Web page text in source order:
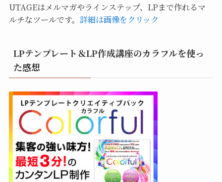
UTAGEはメルマガやラインステップ、LPまで作れるマ
ルチなツールです。 詳細は画像をクリック
LPテンプレート＆LP作成講座のカラフルを使っ
た感想